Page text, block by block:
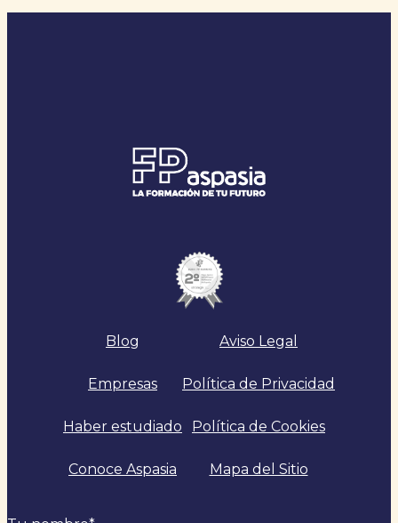
Blog
Empresas
Haber estudiado
Conoce Aspasia
Aviso Legal
Política de Privacidad
Política de Cookies
Mapa del Sitio